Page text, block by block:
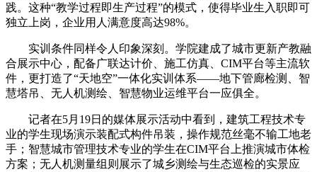
践。这种“教学过程即生产过程”的模式，使得毕业生入职即可
独立上岗，企业用人满意度高达98%。
实训条件同样令人印象深刻。学院建成了城市更新产教融
合展示中心，配备广联达计价、施工仿真、CIM平台等主流软
件，更打造了“天地空”一体化实训体系——地下管廊检测、智
慧塔吊、无人机测绘、智慧物业运维平台一应俱全。
记者在5月19日的媒体展示活动中看到，建筑工程技术专
业的学生现场演示装配式构件吊装，操作规范丝毫不输工地老
手；智慧城市管理技术专业的学生在CIM平台上推演城市体检
方案；无人机测量组则展示了城乡测绘与生态巡检的实景应